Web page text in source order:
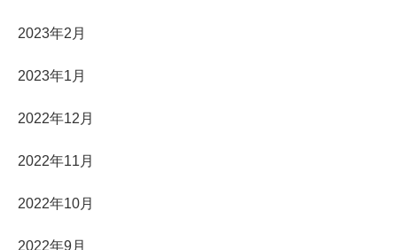
2023年2月
2023年1月
2022年12月
2022年11月
2022年10月
2022年9月